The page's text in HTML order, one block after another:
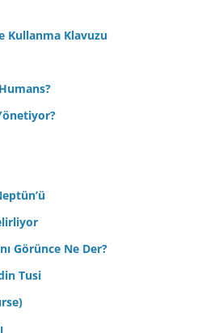
Kullanma Klavuzu
Görünce Ne Der?
Tusi